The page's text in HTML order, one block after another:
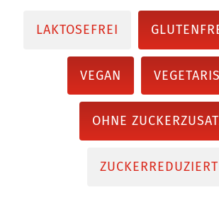
LAKTOSEFREI
VEGAN
OHNE
ZUCKERREDUZIERT